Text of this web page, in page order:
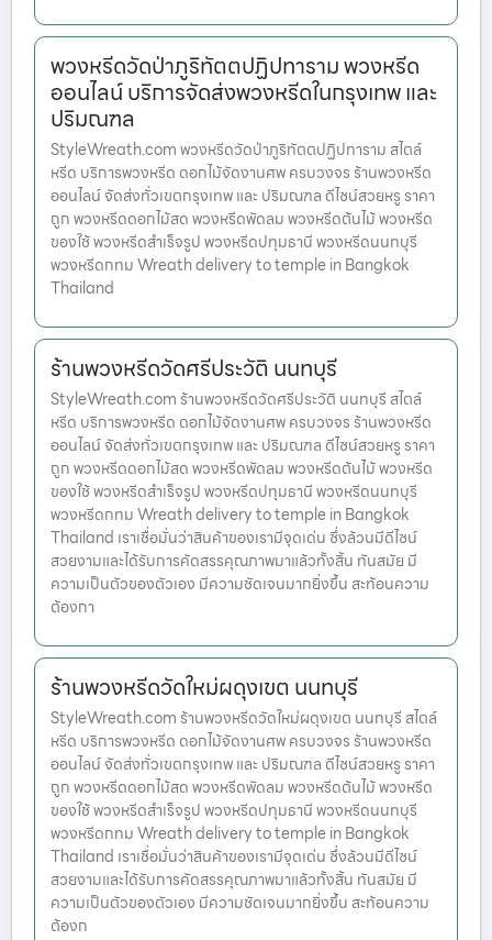
พวงหรีดวัดป่าภูริทัตตปฏิปทาราม พวงหรีด
ออนไลน์ บริการจัดส่งพวงหรีดในกรุงเทพ และ
ปริมณฑล
StyleWreath.com พวงหรีดวัดป่าภูริทัตตปฏิปทาราม สไตล์
หรีด บริการพวงหรีด ดอกไม้จัดงานศพ ครบวงจร ร้านพวงหรีด
ออนไลน์ จัดส่งทั่วเขตกรุงเทพ และ ปริมณฑล ดีไซน์สวยหรู ราคา
ถูก พวงหรีดดอกไม้สด พวงหรีดพัดลม พวงหรีดต้นไม้ พวงหรีด
ของใช้ พวงหรีดสำเร็จรูป พวงหรีดปทุมธานี พวงหรีดนนทบุรี
พวงหรีดกทม Wreath delivery to temple in Bangkok
Thailand
ร้านพวงหรีดวัดศรีประวัติ นนทบุรี
StyleWreath.com ร้านพวงหรีดวัดศรีประวัติ นนทบุรี สไตล์
หรีด บริการพวงหรีด ดอกไม้จัดงานศพ ครบวงจร ร้านพวงหรีด
ออนไลน์ จัดส่งทั่วเขตกรุงเทพ และ ปริมณฑล ดีไซน์สวยหรู ราคา
ถูก พวงหรีดดอกไม้สด พวงหรีดพัดลม พวงหรีดต้นไม้ พวงหรีด
ของใช้ พวงหรีดสำเร็จรูป พวงหรีดปทุมธานี พวงหรีดนนทบุรี
พวงหรีดกทม Wreath delivery to temple in Bangkok
Thailand เราเชื่อมั่นว่าสินค้าของเรามีจุดเด่น ซึ่งล้วนมีดีไซน์
สวยงามและได้รับการคัดสรรคุณภาพมาแล้วทั้งสิ้น ทันสมัย มี
ความเป็นตัวของตัวเอง มีความชัดเจนมากยิ่งขึ้น สะท้อนความ
ต้องกา
ร้านพวงหรีดวัดใหม่ผดุงเขต นนทบุรี
StyleWreath.com ร้านพวงหรีดวัดใหม่ผดุงเขต นนทบุรี สไตล์
หรีด บริการพวงหรีด ดอกไม้จัดงานศพ ครบวงจร ร้านพวงหรีด
ออนไลน์ จัดส่งทั่วเขตกรุงเทพ และ ปริมณฑล ดีไซน์สวยหรู ราคา
ถูก พวงหรีดดอกไม้สด พวงหรีดพัดลม พวงหรีดต้นไม้ พวงหรีด
ของใช้ พวงหรีดสำเร็จรูป พวงหรีดปทุมธานี พวงหรีดนนทบุรี
พวงหรีดกทม Wreath delivery to temple in Bangkok
Thailand เราเชื่อมั่นว่าสินค้าของเรามีจุดเด่น ซึ่งล้วนมีดีไซน์
สวยงามและได้รับการคัดสรรคุณภาพมาแล้วทั้งสิ้น ทันสมัย มี
ความเป็นตัวของตัวเอง มีความชัดเจนมากยิ่งขึ้น สะท้อนความ
ต้องก